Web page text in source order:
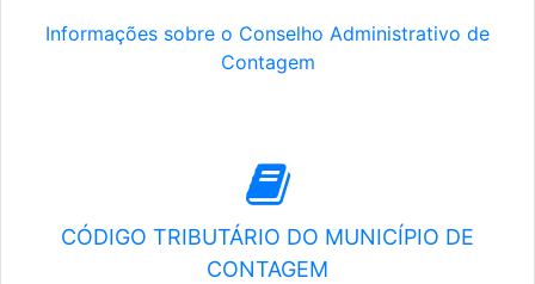
Informações sobre o Conselho Administrativo de
Contagem
CÓDIGO TRIBUTÁRIO DO MUNICÍPIO DE
CONTAGEM